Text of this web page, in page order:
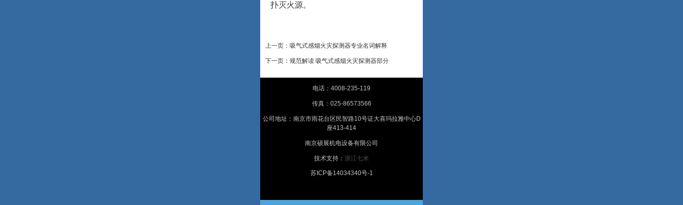
扑灭火源。
上一页：吸气式感烟火灾探测器专业名词解释
下一页：规范解读 吸气式感烟火灾探测器部分
电话：4008-235-119
传真：025-86573566
公司地址：南京市雨花台区民智路10号证大喜玛拉雅中心D
座413-414
南京硕展机电设备有限公司
技术支持： 浙江七米
苏ICP备14034340号-1